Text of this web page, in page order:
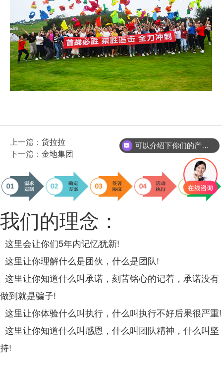
上一篇： 货拉拉
下一篇： 金地集团
我们的理念：
这里会让你们5年内记忆犹新!
这里让你理解什么是团伙，什么是团队!
这里让你知道什么叫承诺，刻苦铭心的记着，承诺没有
做到就是骗子!
这里让你体验什么叫执行，什么叫执行不好后果很严重!
这里让你知道什么叫感恩，什么叫团队精神，什么叫坚
持!
可以介绍下你们的产品么？